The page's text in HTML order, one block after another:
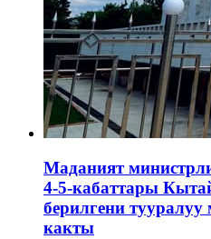
Маданият
4-5-кабаттары
берилгени
какты